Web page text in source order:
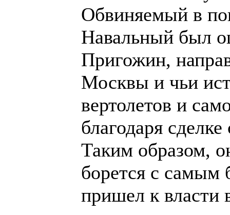
Обвиняемый в
Навальный был
Пригожин,
Москвы и чьи
вертолетов и
благодаря
Таким образом,
борется с самым
пришел к власти